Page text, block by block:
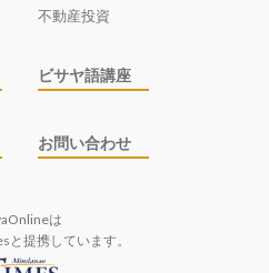
不動産投資
ビサヤ語講座
お問い合わせ
は
と提携しています。